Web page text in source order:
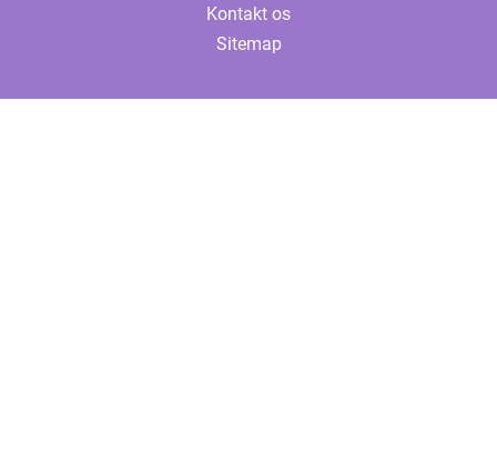
Kontakt os
Sitemap